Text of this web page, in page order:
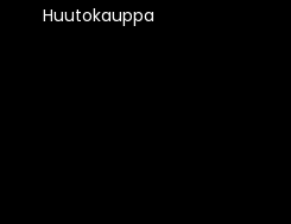
Huutokauppa